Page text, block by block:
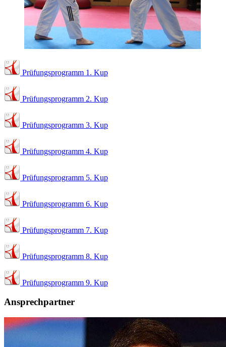
Prüfungsprogramm 1. Kup
Prüfungsprogramm 2. Kup
Prüfungsprogramm 3. Kup
Prüfungsprogramm 4. Kup
Prüfungsprogramm 5. Kup
Prüfungsprogramm 6. Kup
Prüfungsprogramm 7. Kup
Prüfungsprogramm 8. Kup
Prüfungsprogramm 9. Kup
Ansprechpartner